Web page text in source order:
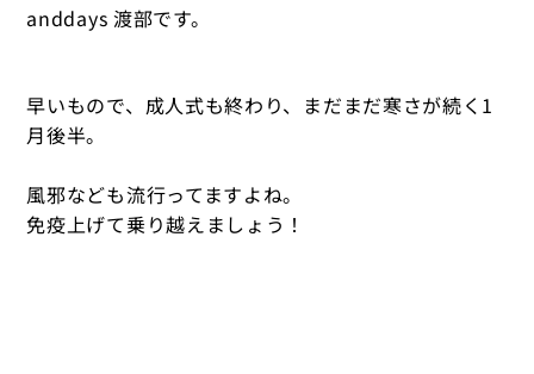
anddays 渡部です。
早いもので、成人式も終わり、まだまだ寒さが続く1
月後半。
風邪なども流行ってますよね。
免疫上げて乗り越えましょう！